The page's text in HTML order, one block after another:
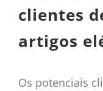
clientes
artigos
Os potenciais